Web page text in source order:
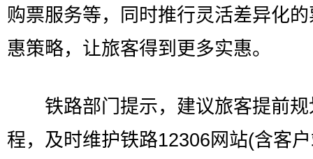
购票服务等，同时推行灵活差异化
惠策略，让旅客得到更多实惠。
铁路部门提示，建议旅客提前规
程，及时维护铁路12306网站(含客